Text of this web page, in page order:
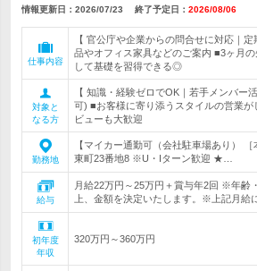
情報更新日：2026/07/23 終了予定日： 2026/08/06
仕事内容
【 官公庁や企業からの問合せに対応｜
品やオフィス家具などのご案内 ■3ヶ月
して基礎を習得できる◎
対象と
なる方
【 知識・経験ゼロでOK｜若手メンバー
可) ■お客様に寄り添うスタイルの営業
ビューも大歓迎
勤務地
【マイカー通勤可（会社駐車場あり）
東町23番地8 ※U・Iターン歓迎 ★…
給与
月給22万円～25万円＋賞与年2回 ※年齢
上、金額を決定いたします。※上記月給
初年度
年収
320万円～360万円